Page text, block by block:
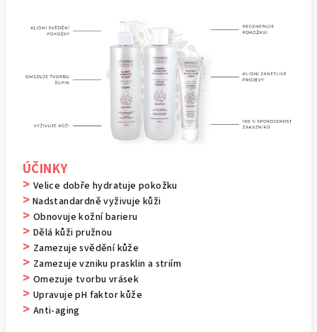
ÚČINKY
> Velice dobře hydratuje pokožku
> Nadstandardně vyživuje kůži
> Obnovuje kožní barieru
> Dělá kůži pružnou
> Zamezuje svědění kůže
> Zamezuje vzniku prasklin a striím
> Omezuje tvorbu vrásek
> Upravuje pH faktor kůže
> Anti-aging